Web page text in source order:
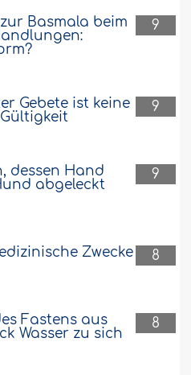
9
Basmala beim
9
Gebete ist keine
9
dessen Hand
abgeleckt
8
Zwecke
8
Fastens aus
Wasser zu sich